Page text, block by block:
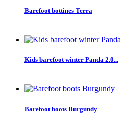
Barefoot bottines Terra
Kids barefoot winter Panda 2.0...
Barefoot boots Burgundy